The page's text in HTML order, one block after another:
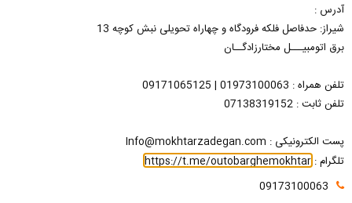
آدرس :
شیراز: حدفاصل فلکه فرودگاه و چهاراه تحویلی نبش کوچه 13
برق اتومبیـــل مختارزادگــان
تلفن همراه : 01973100063 | 09171065125
تلفن ثابت : 07138319152
پست الکترونیکی : Info@mokhtarzadegan.com
تلگرام :https://t.me/outobarghemokhtar
09173100063